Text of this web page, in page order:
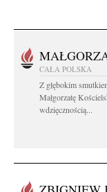
CAŁA POLSKA
Z głębokim
Małgorzatę
wdzięcznością...